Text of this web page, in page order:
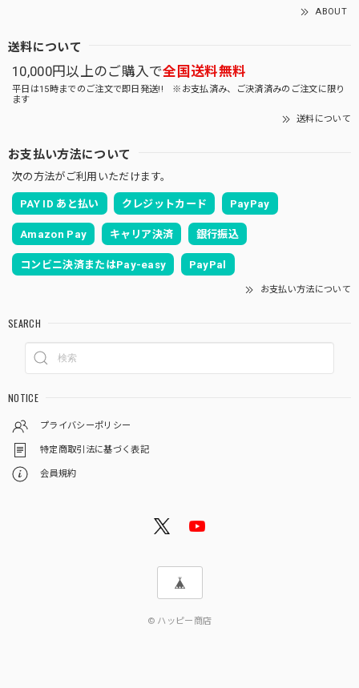
ABOUT
送料について
10,000円以上のご購入で全国送料無料
平日は15時までのご注文で即日発送!! ※お支払済み、ご決済済みのご注文に限り
ます
送料について
お支払い方法について
次の方法がご利用いただけます。
PAY ID あと払い クレジットカード PayPay
Amazon Pay キャリア決済 銀行振込
コンビニ決済またはPay-easy PayPal
お支払い方法について
SEARCH
NOTICE
プライバシーポリシー
特定商取引法に基づく表記
会員規約
© ハッピー商店